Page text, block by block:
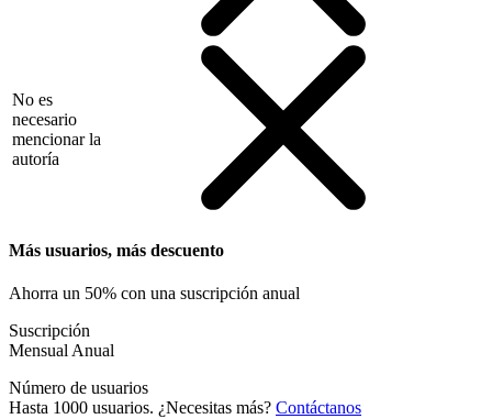
No es
necesario
mencionar la
autoría
Más usuarios, más descuento
Ahorra un 50% con una suscripción anual
Suscripción
Mensual Anual
Número de usuarios
Hasta 1000 usuarios. ¿Necesitas más? Contáctanos